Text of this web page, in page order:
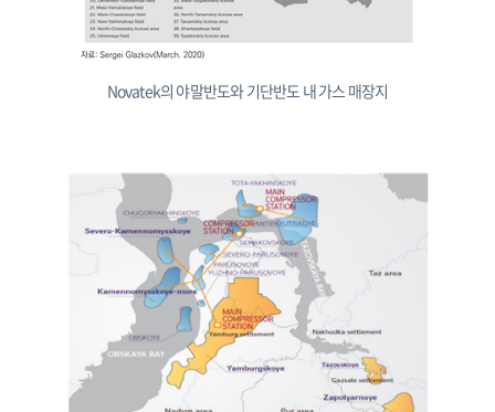
Novatek의 야말반도와 기단반도 내 가스 매장지